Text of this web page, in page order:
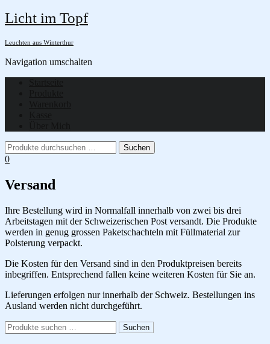
Licht im Topf
Leuchten aus Winterthur
Navigation umschalten
0
Versand
Ihre Bestellung wird in Normalfall innerhalb von zwei bis drei
Arbeitstagen mit der Schweizerischen Post versandt. Die Produkte
werden in genug grossen Paketschachteln mit Füllmaterial zur
Polsterung verpackt.
Die Kosten für den Versand sind in den Produktpreisen bereits
inbegriffen. Entsprechend fallen keine weiteren Kosten für Sie an.
Lieferungen erfolgen nur innerhalb der Schweiz. Bestellungen ins
Ausland werden nicht durchgeführt.
Suchen
nach:
Suchen